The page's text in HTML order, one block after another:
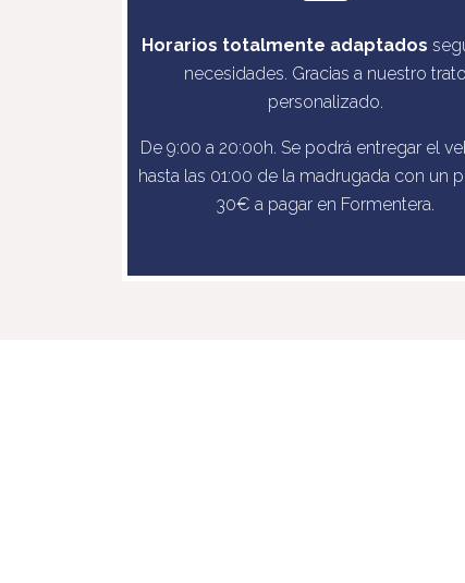
Horarios totalmente adaptados
necesidades. Gracias a nuestro trato
personalizado.
De 9:00 a 20:00h. Se podrá entregar el
hasta las 01:00 de la madrugada con un
30€ a pagar en Formentera.